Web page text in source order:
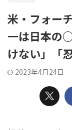
米・フォー
一は日本の
けない」「
2023年4月24日